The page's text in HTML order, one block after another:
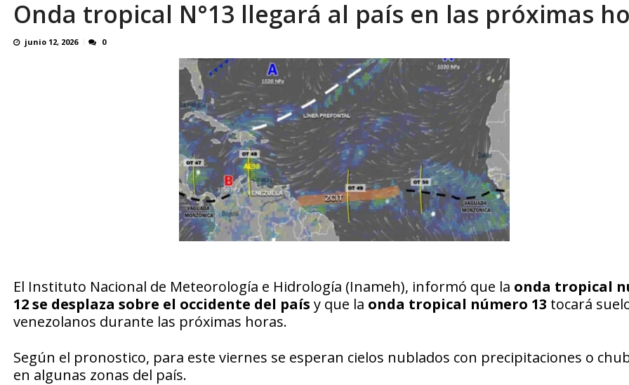
Familiares realizaron nueva vigilia en El Rodeo I por la libertad inmediata de l... AGOSTO 5, 2026
Onda tropical N°13 llegará al país en las próximas
junio 12, 2026 0
El Instituto Nacional de Meteorología e Hidrología (Inameh), informó que la onda tropical
12 se desplaza sobre el occidente del país y que la onda tropical número 13 tocará
venezolanos durante las próximas horas.
Según el pronostico, para este viernes se esperan cielos nublados con precipitaciones o
en algunas zonas del país.